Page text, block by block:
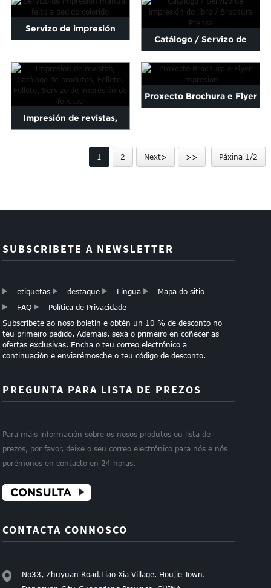
...
publicitario...
Servizo de impresión
colorido
Catálogo / Servizo de
impresión do libro /
Brochura Prensa
Impresión de revistas,
Folleto, L...
Proxecto Brochura e Flyer
1 2 Next> >> Páxina 1/2
SUBSCRIBETE A NEWSLETTER
etiquetas destaque Lingua
Mapa do sitio
FAQ
Política de Privacidade
Subscríbete ao noso boletín e obtén un 10 % de desconto no
teu primeiro pedido. Ademais, sexa o primeiro en coñecer as
ofertas exclusivas. Encha o teu correo electrónico a
continuación e enviarémosche o teu código de desconto.
PREGUNTA PARA LISTA DE PREZOS
Para máis información sobre os nosos produtos ou lista de
prezos, por favor, deixe o seu correo electrónico para nós e nós
porémonos en contacto en 24 horas.
CONSULTA
CONTACTA CONNOSCO
No33, Zhuyuan Road.Liao Xia Village. Houjie Town.